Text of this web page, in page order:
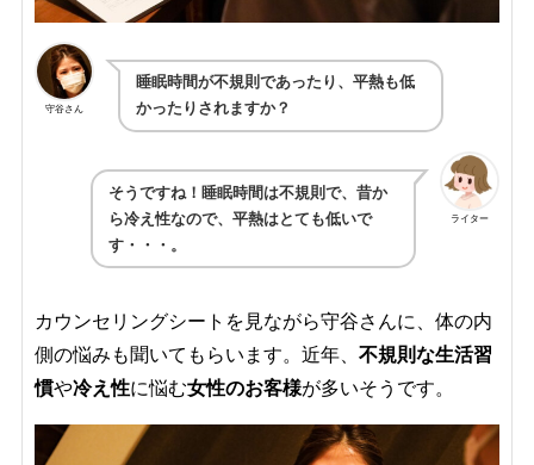
守谷さん
睡眠時間が不規則であったり、平熱も低
かったりされますか？
ライター
そうですね！睡眠時間は不規則で、昔か
ら冷え性なので、平熱はとても低いで
す・・・。
カウンセリングシートを見ながら守谷さんに、体の内
側の悩みも聞いてもらいます。近年、 不規則な生活習
慣や冷え性に悩む女性のお客様が多いそうです。